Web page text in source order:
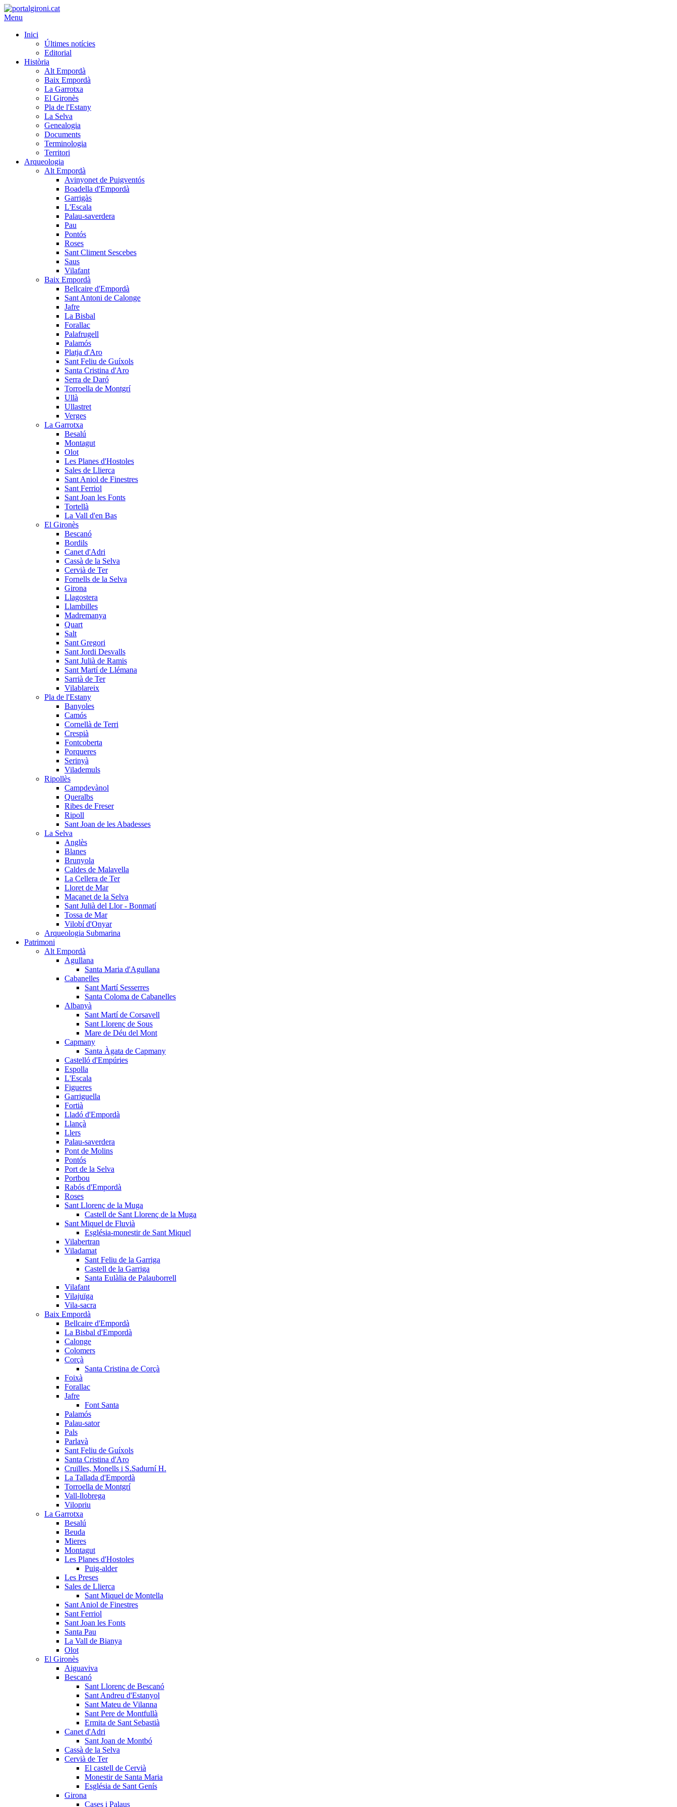
Menu
Inici
Últimes notícies
Editorial
Història
Alt Empordà
Baix Empordà
La Garrotxa
El Gironès
Pla de l'Estany
La Selva
Genealogia
Documents
Terminologia
Territori
Arqueologia
Alt Empordà
Avinyonet de Puigventós
Boadella d'Empordà
Garrigàs
L'Escala
Palau-saverdera
Pau
Pontós
Roses
Sant Climent Sescebes
Saus
Vilafant
Baix Empordà
Bellcaire d'Empordà
Sant Antoni de Calonge
Jafre
La Bisbal
Forallac
Palafrugell
Palamós
Platja d'Aro
Sant Feliu de Guíxols
Santa Cristina d'Aro
Serra de Daró
Torroella de Montgrí
Ullà
Ullastret
Verges
La Garrotxa
Besalú
Montagut
Olot
Les Planes d'Hostoles
Sales de Llierca
Sant Aniol de Finestres
Sant Ferriol
Sant Joan les Fonts
Tortellà
La Vall d'en Bas
El Gironès
Bescanó
Bordils
Canet d'Adri
Cassà de la Selva
Cervià de Ter
Fornells de la Selva
Girona
Llagostera
Llambilles
Madremanya
Quart
Salt
Sant Gregori
Sant Jordi Desvalls
Sant Julià de Ramis
Sant Martí de Llémana
Sarrià de Ter
Vilablareix
Pla de l'Estany
Banyoles
Camós
Cornellà de Terri
Crespià
Fontcoberta
Porqueres
Serinyà
Vilademuls
Ripollès
Campdevànol
Queralbs
Ribes de Freser
Ripoll
Sant Joan de les Abadesses
La Selva
Anglès
Blanes
Brunyola
Caldes de Malavella
La Cellera de Ter
Lloret de Mar
Maçanet de la Selva
Sant Julià del Llor - Bonmatí
Tossa de Mar
Vilobí d'Onyar
Arqueologia Submarina
Patrimoni
Alt Empordà
Agullana
Santa Maria d'Agullana
Cabanelles
Sant Martí Sesserres
Santa Coloma de Cabanelles
Albanyà
Sant Martí de Corsavell
Sant Llorenç de Sous
Mare de Déu del Mont
Capmany
Santa Àgata de Capmany
Castelló d'Empúries
Espolla
L'Escala
Figueres
Garriguella
Fortià
Lladó d'Empordà
Llançà
Llers
Palau-saverdera
Pont de Molins
Pontós
Port de la Selva
Portbou
Rabós d'Empordà
Roses
Sant Llorenç de la Muga
Castell de Sant Llorenç de la Muga
Sant Miquel de Fluvià
Església-monestir de Sant Miquel
Vilabertran
Viladamat
Sant Feliu de la Garriga
Castell de la Garriga
Santa Eulàlia de Palauborrell
Vilafant
Vilajuïga
Vila-sacra
Baix Empordà
Bellcaire d'Empordà
La Bisbal d'Empordà
Calonge
Colomers
Corçà
Santa Cristina de Corçà
Foixà
Forallac
Jafre
Font Santa
Palamós
Palau-sator
Pals
Parlavà
Sant Feliu de Guíxols
Santa Cristina d'Aro
Cruïlles, Monells i S.Sadurní H.
La Tallada d'Empordà
Torroella de Montgrí
Vall-llobrega
Vilopriu
La Garrotxa
Besalú
Beuda
Mieres
Montagut
Les Planes d'Hostoles
Puig-alder
Les Preses
Sales de Llierca
Sant Miquel de Montella
Sant Aniol de Finestres
Sant Ferriol
Sant Joan les Fonts
Santa Pau
La Vall de Bianya
Olot
El Gironès
Aiguaviva
Bescanó
Sant Llorenç de Bescanó
Sant Andreu d'Estanyol
Sant Mateu de Vilanna
Sant Pere de Montfullà
Ermita de Sant Sebastià
Canet d'Adri
Sant Joan de Montbó
Cassà de la Selva
Cervià de Ter
El castell de Cervià
Monestir de Santa Maria
Església de Sant Genís
Girona
Cases i Palaus